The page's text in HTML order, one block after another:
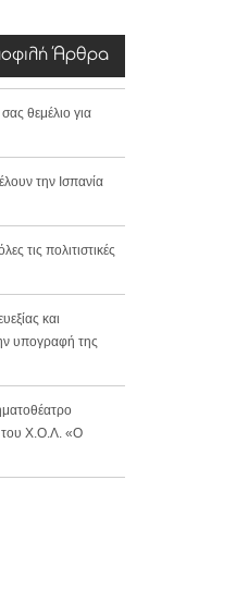
Άρθρα
θεμέλιο για
την Ισπανία
τις πολιτιστικές
και
υπογραφή της
του Χ.Ο.Λ. «Ο